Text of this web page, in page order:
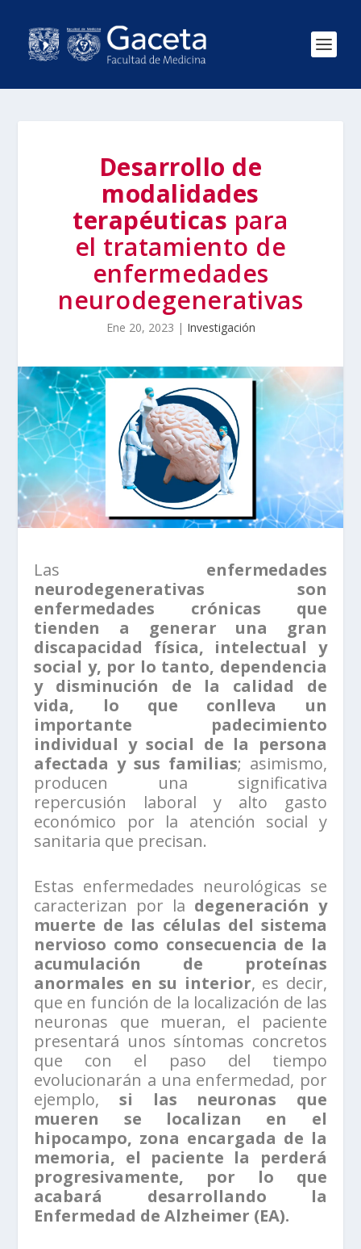
Desarrollo de
modalidades
terapéuticas para
el tratamiento de
enfermedades
neurodegenerativas
Ene 20, 2023 | Investigación
Las enfermedades
neurodegenerativas son
enfermedades crónicas que
tienden a generar una gran
discapacidad física, intelectual y
social y, por lo tanto, dependencia
y disminución de la calidad de
vida, lo que conlleva un
importante padecimiento
individual y social de la persona
afectada y sus familias; asimismo,
producen una significativa
repercusión laboral y alto gasto
económico por la atención social y
sanitaria que precisan.
Estas enfermedades neurológicas se
caracterizan por la degeneración y
muerte de las células del sistema
nervioso como consecuencia de la
acumulación de proteínas
anormales en su interior, es decir,
que en función de la localización de las
neuronas que mueran, el paciente
presentará unos síntomas concretos
que con el paso del tiempo
evolucionarán a una enfermedad, por
ejemplo, si las neuronas que
mueren se localizan en el
hipocampo, zona encargada de la
memoria, el paciente la perderá
progresivamente, por lo que
acabará desarrollando la
Enfermedad de Alzheimer (EA).